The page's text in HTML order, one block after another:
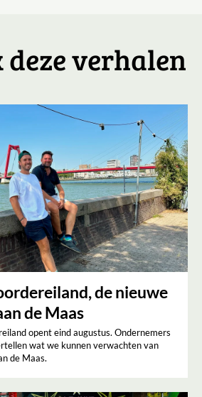
deze verhalen
de nieuwe
de Maas
opent eind augustus. Ondernemers
wat we kunnen verwachten van
de Maas.